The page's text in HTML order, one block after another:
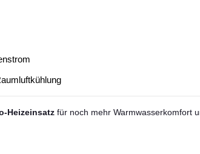
Heizeinsatz für noch mehr Warmwasserkomfort